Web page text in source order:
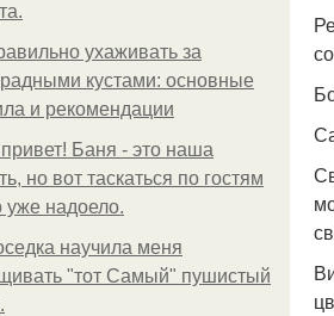
ухаживать за
кустами: основные
и рекомендации
Баня - это наша
но вот таскаться по гостям
уже надоело.
научила меня
"тот Самый" пушистый